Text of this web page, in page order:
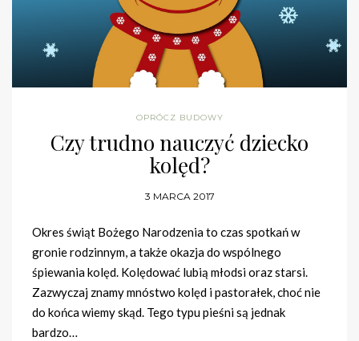
OPRÓCZ BUDOWY
Czy trudno nauczyć dziecko
kolęd?
3 MARCA 2017
Okres świąt Bożego Narodzenia to czas spotkań w
gronie rodzinnym, a także okazja do wspólnego
śpiewania kolęd. Kolędować lubią młodsi oraz starsi.
Zazwyczaj znamy mnóstwo kolęd i pastorałek, choć nie
do końca wiemy skąd. Tego typu pieśni są jednak
bardzo…